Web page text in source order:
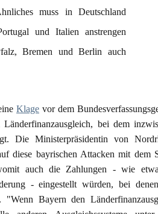
muss in Deutschland
und Italien anstrengen
Bremen und Berlin auch
Klage vor dem
bei dem
Die Ministerpräsidentin von
diese bayrischen Attacken mit dem
auch die Zahlungen - wie
- eingestellt würden, bei
Bayern den